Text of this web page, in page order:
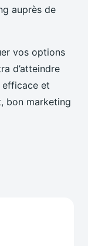
auprès de
vos options
d’atteindre
efficace et
bon marketing